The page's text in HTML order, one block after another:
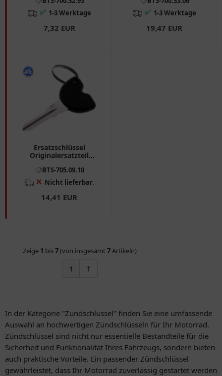
✅ 1-3 Werktage
7,32 EUR
✅ 1-3 Werktage
19,47 EUR
Ersatzschlüssel
Originalersatzteil
Fly, TPH
BTS-705.09.10
❌ Nicht lieferbar.
14,41 EUR
Zeige 1 bis7(von insgesamt 7Artikeln)
1
In der Kategorie "Zündschlüssel" finden Sie eine umfassende
Auswahl an hochwertigen Zündschlüsseln für Ihr Motorrad.
Zündschlüssel sind nicht nur essentielle Bestandteile für die
Sicherheit und Funktionalität Ihres Fahrzeugs, sondern bieten
auch praktische Vorteile. Ein passender Zündschlüssel
gewährleistet, dass Ihr Motorrad zuverlässig gestartet werden